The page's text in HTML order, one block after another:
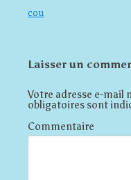
cou
Laisser un
Votre adresse e-mail
obligatoires sont
Commentaire